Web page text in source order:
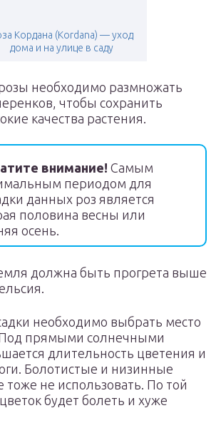
Кордана (Kordana) — уход
дома и на улице в саду
необходимо размножать
чтобы сохранить
качества растения.
внимание! Самым
периодом для
данных роз является
половина весны или
осень.
должна быть прогрета выше
необходимо выбрать место
прямыми солнечными
длительность цветения и
Болотистые и низинные
тоже не использовать. По той
будет болеть и хуже